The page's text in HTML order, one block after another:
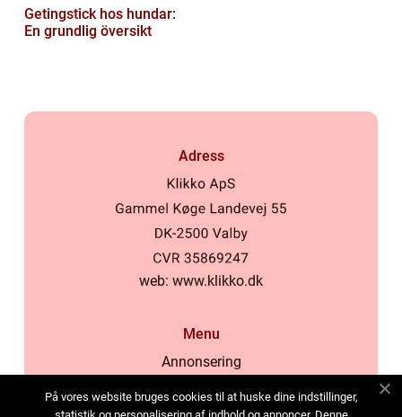
Getingstick hos hundar:
En grundlig översikt
Adress
web: www.klikko.dk
Menu
Annonsering
Cookies
På vores website bruges cookies til at huske dine indstillinger,